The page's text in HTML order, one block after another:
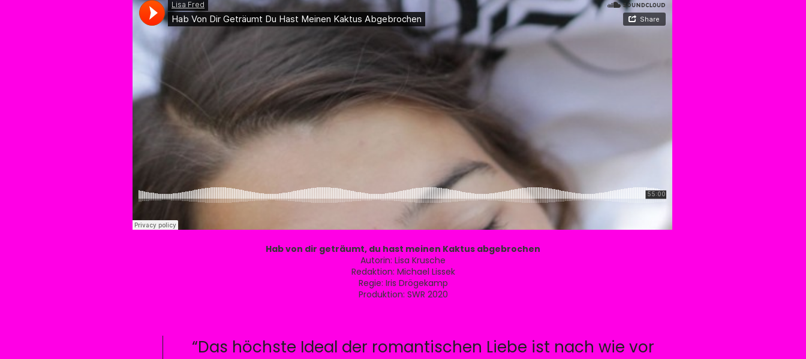
Hab von dir geträumt, du hast meinen Kaktus abgebrochen
Autorin: Lisa Krusche
Redaktion: Michael Lissek
Regie: Iris Drögekamp
Produktion: SWR 2020
“Das höchste Ideal der romantischen Liebe ist nach wie vor